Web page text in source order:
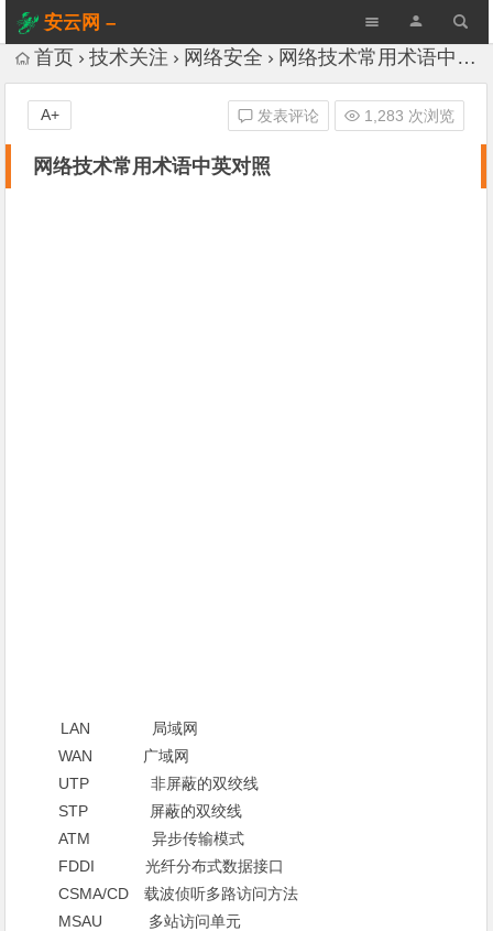
安云网 –
AnYun.ORG
首页 技术关注 网络安全 网络技术常用术语中英对照
网络技术常用术语中英对照
发表评论 1,283 次浏览
A+
LAN 局域网
WAN 广域网
UTP 非屏蔽的双绞线
STP 屏蔽的双绞线
ATM 异步传输模式
FDDI 光纤分布式数据接口
CSMA/CD 载波侦听多路访问方法
MSAU 多站访问单元